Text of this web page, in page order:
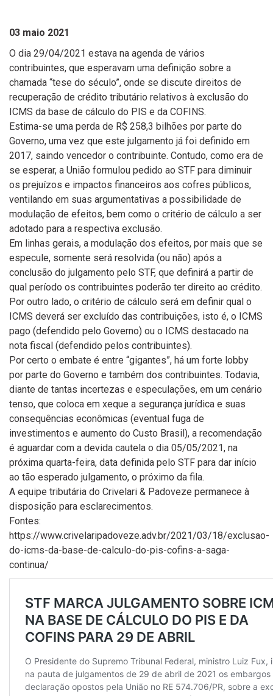
03 maio 2021
O dia 29/04/2021 estava na agenda de vários
contribuintes, que esperavam uma definição sobre a
chamada “tese do século”, onde se discute direitos de
recuperação de crédito tributário relativos à exclusão do
ICMS da base de cálculo do PIS e da COFINS.
Estima-se uma perda de R$ 258,3 bilhões por parte do
Governo, uma vez que este julgamento já foi definido em
2017, saindo vencedor o contribuinte. Contudo, como era de
se esperar, a União formulou pedido ao STF para diminuir
os prejuízos e impactos financeiros aos cofres públicos,
ventilando em suas argumentativas a possibilidade de
modulação de efeitos, bem como o critério de cálculo a ser
adotado para a respectiva exclusão.
Em linhas gerais, a modulação dos efeitos, por mais que se
especule, somente será resolvida (ou não) após a
conclusão do julgamento pelo STF, que definirá a partir de
qual período os contribuintes poderão ter direito ao crédito.
Por outro lado, o critério de cálculo será em definir qual o
ICMS deverá ser excluído das contribuições, isto é, o ICMS
pago (defendido pelo Governo) ou o ICMS destacado na
nota fiscal (defendido pelos contribuintes).
Por certo o embate é entre “gigantes”, há um forte lobby
por parte do Governo e também dos contribuintes. Todavia,
diante de tantas incertezas e especulações, em um cenário
tenso, que coloca em xeque a segurança jurídica e suas
consequências econômicas (eventual fuga de
investimentos e aumento do Custo Brasil), a recomendação
é aguardar com a devida cautela o dia 05/05/2021, na
próxima quarta-feira, data definida pelo STF para dar início
ao tão esperado julgamento, o próximo da fila.
A equipe tributária do Crivelari & Padoveze permanece à
disposição para esclarecimentos.
Fontes:
https://www.crivelaripadoveze.adv.br/2021/03/18/exclusao-
do-icms-da-base-de-calculo-do-pis-cofins-a-saga-
continua/